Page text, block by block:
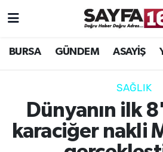
BURSA GÜNDEM ASAYİŞ
SAĞLIK
Dünyanın ilk
karaciğer nakli
ÖZEL HABER
MAGAZİN
BİLİM
Hava Durumu
TFF 2.Lig Beyaz Grup
Tüm Manşetler